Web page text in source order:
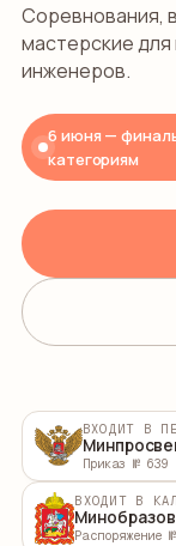
Соревнования,
мастерские для
инженеров.
6 июня —
категориям
ВХОДИТ В
Приказ №
ВХОДИТ В